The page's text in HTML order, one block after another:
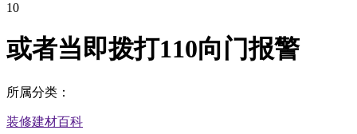
10
或者当即拨打110向门报警
所属分类：
装修建材百科